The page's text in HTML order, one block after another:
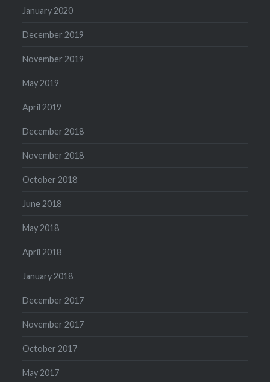
January 2020
December 2019
November 2019
May 2019
April 2019
December 2018
November 2018
October 2018
June 2018
May 2018
April 2018
January 2018
December 2017
November 2017
October 2017
May 2017